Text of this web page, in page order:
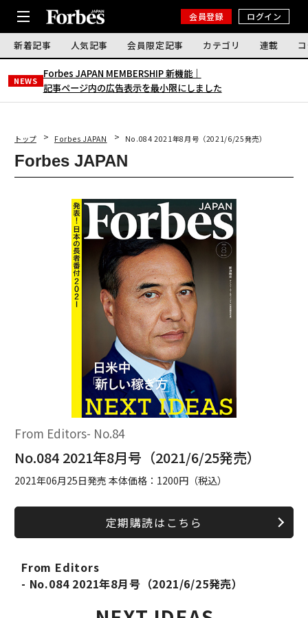
会員登録 ログイン
新着記事 人気記事 会員限定記事 カテゴリ 連載
NEWS
Forbes JAPAN MEMBERSHIP 新機能｜
記事ページ内の広告表示を最小限にしました
トップ Forbes JAPAN No.084 2021年8月号（2021/6/25発売）
Forbes JAPAN
From Editors- No.84
No.084 2021年8月号（2021/6/25発売）
2021年06月25日発売 本体価格：1200円（税込）
定期購読はこちら
From Editors
- No.084 2021年8月号（2021/6/25発売）